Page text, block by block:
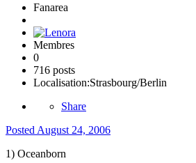
Fanarea
Membres
0
716 posts
Localisation:Strasbourg/Berlin
Share
Posted August 24, 2006
1) Oceanborn